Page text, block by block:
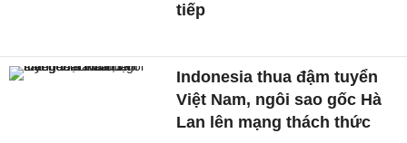
tiếp
Indonesia thua đậm tuyển
Việt Nam, ngôi sao gốc Hà
Lan lên mạng thách thức